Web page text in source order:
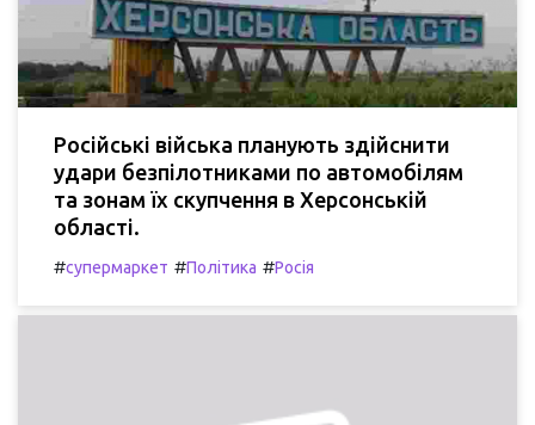
Російські війська планують здійснити
удари безпілотниками по автомобілям
та зонам їх скупчення в Херсонській
області.
#супермаркет #Політика #Росія